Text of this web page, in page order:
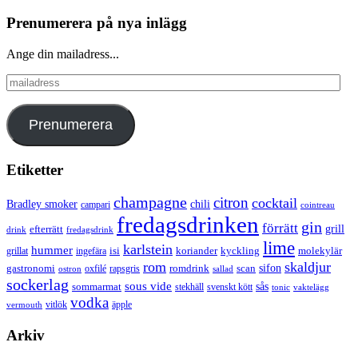
Prenumerera på nya inlägg
Ange din mailadress...
mailadress
Prenumerera
Etiketter
Bradley smoker campari champagne chili citron cocktail cointreau
drink efterrätt fredagsdrink fredagsdrinken förrätt gin grill
grillat hummer ingefära isi karlstein koriander kyckling lime molekylär
gastronomi ostron oxfilé rapsgris rom romdrink sallad scan sifon skaldjur
sockerlag sommarmat sous vide stekhäll svenskt kött sås tonic vaktelägg
vermouth vitlök vodka äpple
Arkiv